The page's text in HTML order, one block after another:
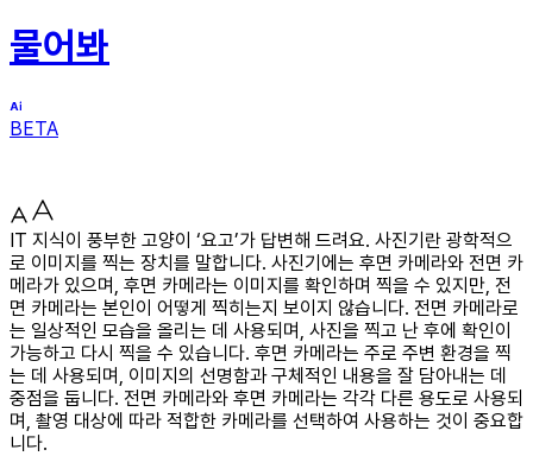
물어봐
BETA
IT 지식이 풍부한 고양이 ‘요고’가 답변해 드려요. 사진기란 광학적으
로 이미지를 찍는 장치를 말합니다. 사진기에는 후면 카메라와 전면 카
메라가 있으며, 후면 카메라는 이미지를 확인하며 찍을 수 있지만, 전
면 카메라는 본인이 어떻게 찍히는지 보이지 않습니다. 전면 카메라로
는 일상적인 모습을 올리는 데 사용되며, 사진을 찍고 난 후에 확인이
가능하고 다시 찍을 수 있습니다. 후면 카메라는 주로 주변 환경을 찍
는 데 사용되며, 이미지의 선명함과 구체적인 내용을 잘 담아내는 데
중점을 둡니다. 전면 카메라와 후면 카메라는 각각 다른 용도로 사용되
며, 촬영 대상에 따라 적합한 카메라를 선택하여 사용하는 것이 중요합
니다.